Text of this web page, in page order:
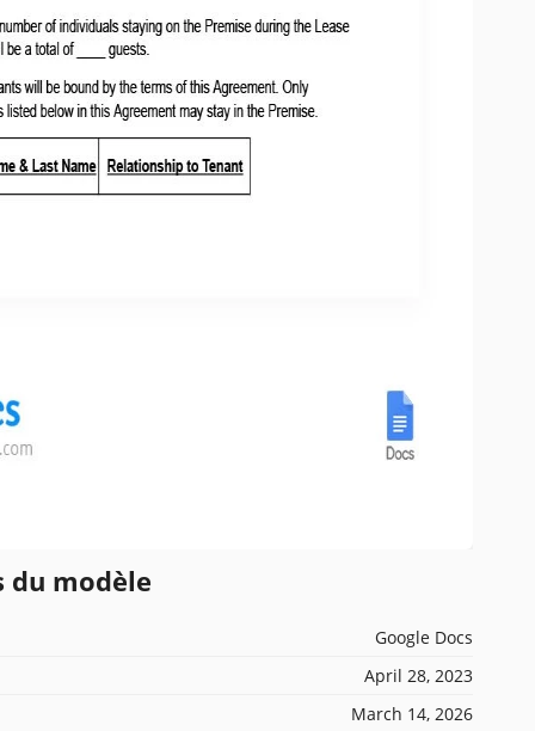
du modèle
Google Docs
April 28, 2023
March 14, 2026